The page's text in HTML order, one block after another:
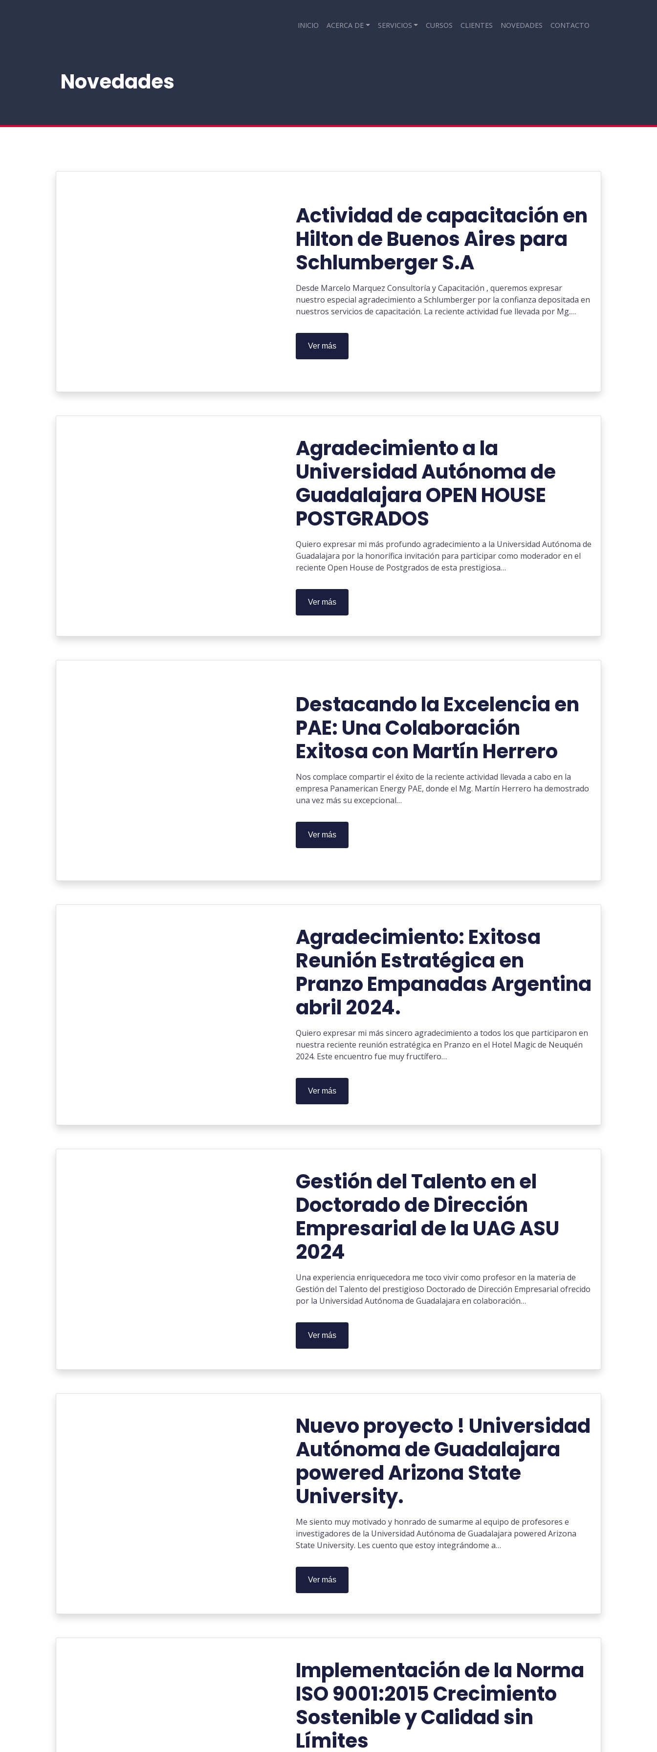
INICIO ACERCA DE SERVICIOS CURSOS CLIENTES NOVEDADES CONTACTO
Novedades
Actividad de capacitación en
Hilton de Buenos Aires para
Schlumberger S.A
Desde Marcelo Marquez Consultoría y Capacitación , queremos expresar
nuestro especial agradecimiento a Schlumberger por la confianza depositada en
nuestros servicios de capacitación. La reciente actividad fue llevada por Mg.…
Ver más
Agradecimiento a la
Universidad Autónoma de
Guadalajara OPEN HOUSE
POSTGRADOS
Quiero expresar mi más profundo agradecimiento a la Universidad Autónoma de
Guadalajara por la honorífica invitación para participar como moderador en el
reciente Open House de Postgrados de esta prestigiosa…
Ver más
Destacando la Excelencia en
PAE: Una Colaboración
Exitosa con Martín Herrero
Nos complace compartir el éxito de la reciente actividad llevada a cabo en la
empresa Panamerican Energy PAE, donde el Mg. Martín Herrero ha demostrado
una vez más su excepcional…
Ver más
Agradecimiento: Exitosa
Reunión Estratégica en
Pranzo Empanadas Argentina
abril 2024.
Quiero expresar mi más sincero agradecimiento a todos los que participaron en
nuestra reciente reunión estratégica en Pranzo en el Hotel Magic de Neuquén
2024. Este encuentro fue muy fructífero…
Ver más
Gestión del Talento en el
Doctorado de Dirección
Empresarial de la UAG ASU
2024
Una experiencia enriquecedora me toco vivir como profesor en la materia de
Gestión del Talento del prestigioso Doctorado de Dirección Empresarial ofrecido
por la Universidad Autónoma de Guadalajara en colaboración…
Ver más
Nuevo proyecto ! Universidad
Autónoma de Guadalajara
powered Arizona State
University.
Me siento muy motivado y honrado de sumarme al equipo de profesores e
investigadores de la Universidad Autónoma de Guadalajara powered Arizona
State University. Les cuento que estoy integrándome a…
Ver más
Implementación de la Norma
ISO 9001:2015 Crecimiento
Sostenible y Calidad sin
Límites